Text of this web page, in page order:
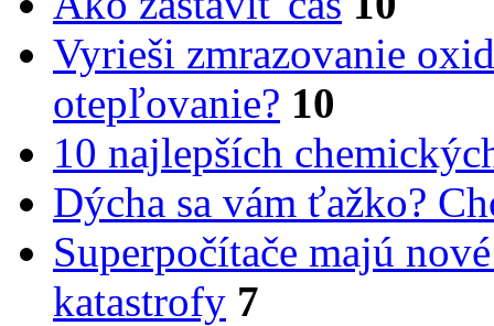
Vyrieši zmrazovanie
otepľovanie? 10
10 najlepších
Dýcha sa vám ťažko?
Superpočítače majú
katastrofy 7